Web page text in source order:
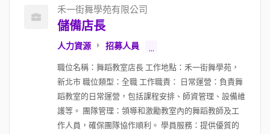
行程可配合) 薪酬福利 1. 有透明的升遷制
度 2. 每年都會有調薪的機制 (每年 12 月
確認隔年調整幅度)，如果入職滿一年或
將近一年就有機會調整 (入職過試用期也
有一次調整的可能性)，調整與否跟幅度
要看個人績效表現 3. 通常管理職待超過
2 年後 (工程師大概過 1 年)，薪資就一定
會拿超過當初談的保證年薪 (看入職時
間)，而且可能會超過不少 (一樣看個人績
禾一街舞學苑有限公司
儲備店長
人力資源 招募人員 ...
職位名稱：舞蹈教室店長 工作地點：禾一街舞學苑，
新北市 職位類型：全職 工作職責： 日常運營：負責舞
蹈教室的日常運營，包括課程安排、師資管理、設備維
護等。 團隊管理：領導和激勵教室內的舞蹈教師及工
作人員，確保團隊協作順利。 學員服務：提供優質的